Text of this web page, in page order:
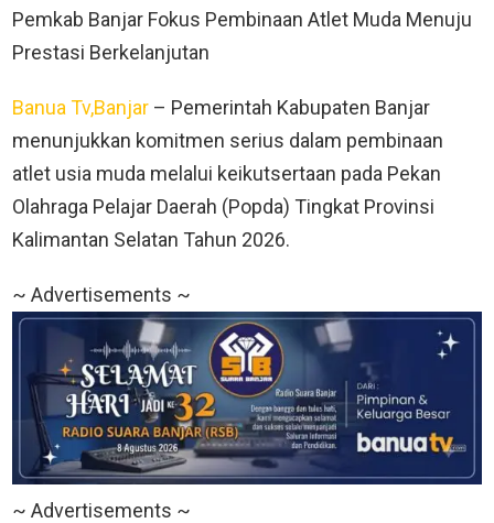
Pemkab Banjar Fokus Pembinaan Atlet Muda Menuju
Prestasi Berkelanjutan
Banua Tv,Banjar – Pemerintah Kabupaten Banjar
menunjukkan komitmen serius dalam pembinaan
atlet usia muda melalui keikutsertaan pada Pekan
Olahraga Pelajar Daerah (Popda) Tingkat Provinsi
Kalimantan Selatan Tahun 2026.
~ Advertisements ~
~ Advertisements ~